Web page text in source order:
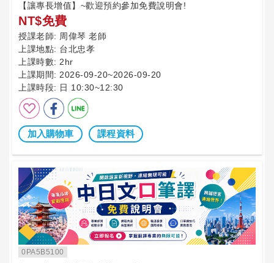
【讓專長增值】~歡迎預約參加免費說明會!
NT$免費
授課老師: 周偉琴 老師
上課地點: 台北忠孝
上課時數: 2hr
上課期間: 2026-09-20~2026-09-20
上課時段: 日 10:30~12:30
加入購物車 課程資料
0PA5B5100